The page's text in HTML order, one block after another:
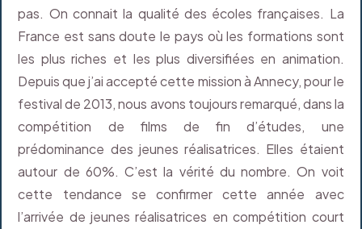
pas. On connait la qualité des écoles françaises. La
France est sans doute le pays où les formations sont
les plus riches et les plus diversifiées en animation.
Depuis que j’ai accepté cette mission à Annecy, pour le
festival de 2013, nous avons toujours remarqué, dans la
compétition de films de fin d’études, une
prédominance des jeunes réalisatrices. Elles étaient
autour de 60%. C’est la vérité du nombre. On voit
cette tendance se confirmer cette année avec
l’arrivée de jeunes réalisatrices en compétition court